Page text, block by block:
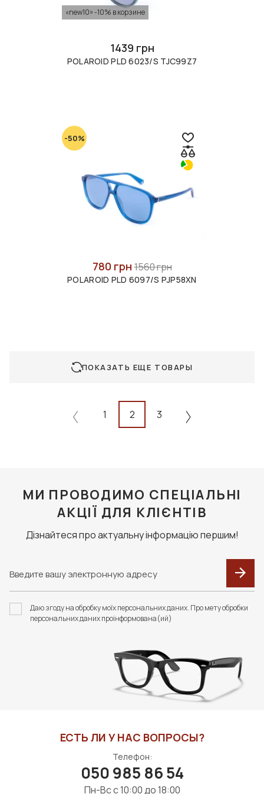
«new10» -10% в корзине
1439 грн
POLAROID PLD 6023/S TJC99Z7
-50%
780 грн1560 грн
POLAROID PLD 6097/S PJP58XN
ПОКАЗАТЬ ЕЩЕ ТОВАРЫ
1 2 3
МИ ПРОВОДИМО СПЕЦІАЛЬНІ
АКЦІЇ ДЛЯ КЛІЄНТІВ
Дізнайтеся про актуальну інформацію першим!
Даю згоду на обробку моїх персональних даних. Про мету обробки
персональних даних проінформована(ий)
ЕСТЬ ЛИ У НАС ВОПРОСЫ?
Телефон:
050 985 86 54
Пн-Вс с 10:00 до 18:00